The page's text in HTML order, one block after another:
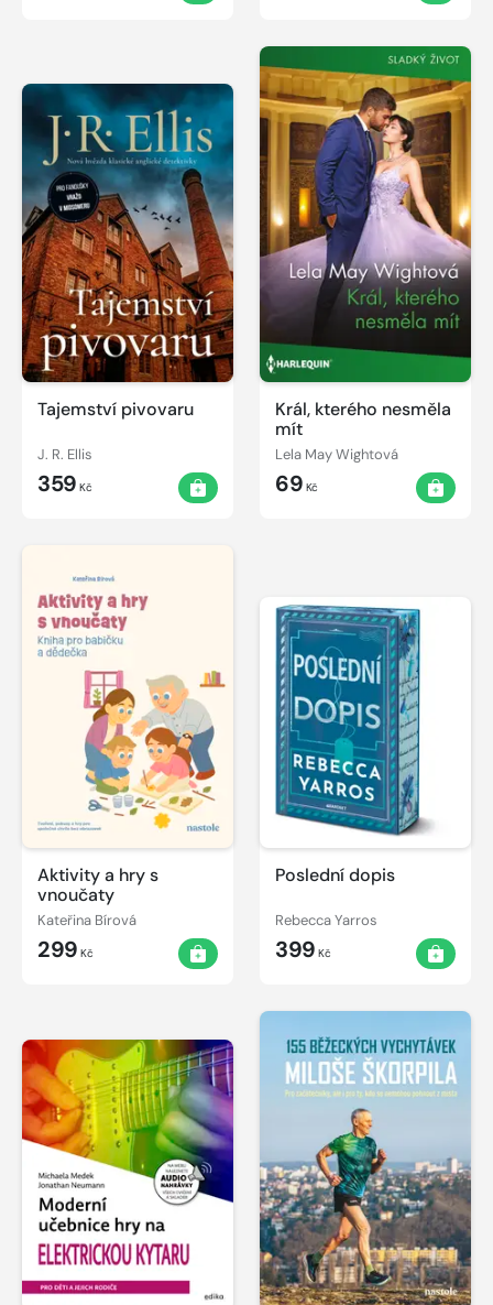
Tajemství pivovaru
J. R. Ellis
359 Kč
Král, kterého nesměla
mít
Lela May Wightová
69 Kč
Aktivity a hry s
vnoučaty
Kateřina Bírová
299 Kč
Poslední dopis
Rebecca Yarros
399 Kč